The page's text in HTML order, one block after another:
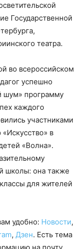
Государственной
театра.
во всероссийском
успешно
шум» программу
каждого
участниками
в
«Волна».
школы: она также
для жителей
удобно: Новости,
, Дзен. Есть тема